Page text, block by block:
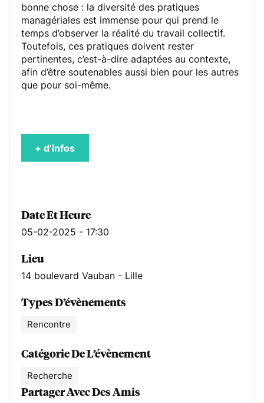
bonne chose : la diversité des pratiques
managériales est immense pour qui prend le
temps d’observer la réalité du travail collectif.
Toutefois, ces pratiques doivent rester
pertinentes, c’est-à-dire adaptées au contexte,
afin d’être soutenables aussi bien pour les autres
que pour soi-même.
+ d’infos
Date Et Heure
05-02-2025 - 17:30
Lieu
14 boulevard Vauban - Lille
Types D’évènements
Rencontre
Catégorie De L’évènement
Recherche
Partager Avec Des Amis